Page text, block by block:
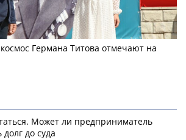
Германа Титова отмечают на
Может ли предприниматель
до суда